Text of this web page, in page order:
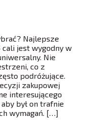
Najlepsze
cali jest wygodny w
Nie
co z
podróżujące.
zakupowej
interesującego
był on trafnie
wymagań. […]